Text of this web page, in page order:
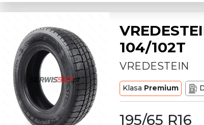
104/102T
VREDESTEIN
Klasa Premium
195/65 R16